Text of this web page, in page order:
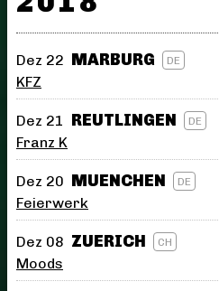
Dez 22 DE
MARBURG
KFZ
Dez 21 DE
REUTLINGEN
Franz K
Dez 20 DE
MUENCHEN
Feierwerk
Dez 08 CH
ZUERICH
Moods